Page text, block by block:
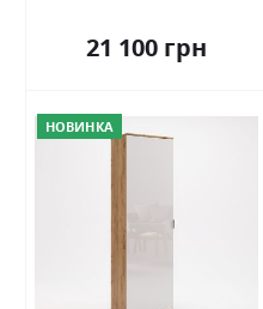
21 100 грн
НОВИНКА